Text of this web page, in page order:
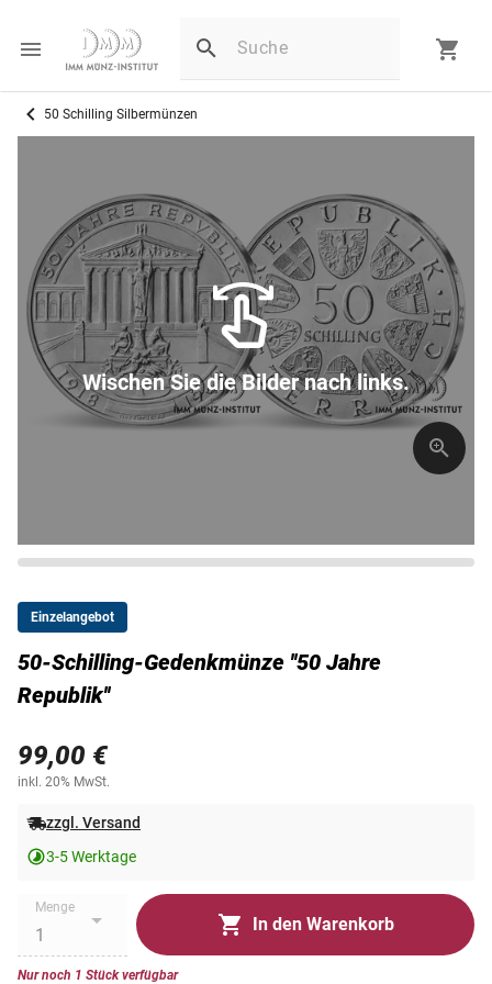
50 Schilling Silbermünzen
Wischen Sie die Bilder nach links.
Einzelangebot
50-Schilling-Gedenkmünze ''50 Jahre
Republik''
99,00 €
inkl. 20% MwSt.
zzgl. Versand
3-5 Werktage
Menge
In den Warenkorb
Nur noch 1 Stück verfügbar